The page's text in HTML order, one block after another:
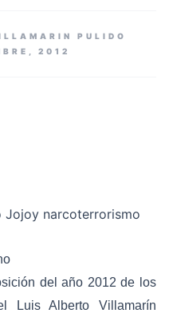
PULIDO
2012
del año 2012 de los
Luis Alberto Villamarín